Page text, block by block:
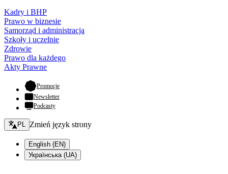
Kadry i BHP
Prawo w biznesie
Samorząd i administracja
Szkoły i uczelnie
Zdrowie
Prawo dla każdego
Akty Prawne
Promocje- otwiera się w nowej karcie
Newsletter
Podcasty
Zmień język - bieżący:
PL Zmień język strony
English (EN)
Українська (UA)